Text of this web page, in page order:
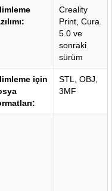
Creality
Print, Cura
5.0 ve
sonraki
sürüm
için
STL, OBJ,
3MF